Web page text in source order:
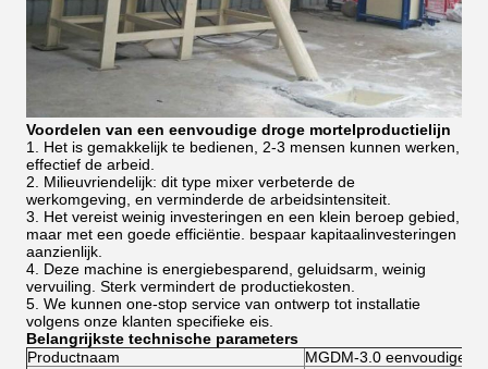
Voordelen van een eenvoudige droge mortelproductielijn
1. Het is gemakkelijk te bedienen, 2-3 mensen kunnen werken,
effectief de arbeid.
2. Milieuvriendelijk: dit type mixer verbeterde de
werkomgeving, en verminderde de arbeidsintensiteit.
3. Het vereist weinig investeringen en een klein beroep gebied,
maar met een goede efficiëntie. bespaar kapitaalinvesteringen
aanzienlijk.
4. Deze machine is energiebesparend, geluidsarm, weinig
vervuiling. Sterk vermindert de productiekosten.
5. We kunnen one-stop service van ontwerp tot installatie
volgens onze klanten specifieke eis.
Belangrijkste technische parameters
Productnaam
MGDM-3.0 eenvoudige